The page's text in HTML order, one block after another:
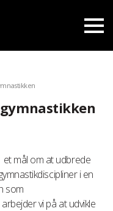
et mål om at udbrede
i en
som
vi på at udvikle